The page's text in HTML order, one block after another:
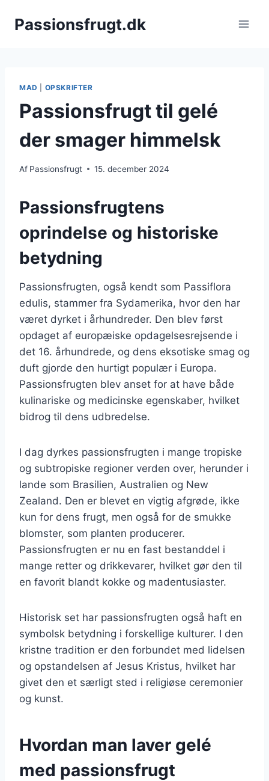
Passionsfrugt.dk
MAD OPSKRIFTER
Passionsfrugt til gelé
der smager himmelsk
Af Passionsfrugt 15. december 2024
Passionsfrugtens
oprindelse og historiske
betydning
Passionsfrugten, også kendt som Passiflora
edulis, stammer fra Sydamerika, hvor den har
været dyrket i århundreder. Den blev først
opdaget af europæiske opdagelsesrejsende i
det 16. århundrede, og dens eksotiske smag og
duft gjorde den hurtigt populær i Europa.
Passionsfrugten blev anset for at have både
kulinariske og medicinske egenskaber, hvilket
bidrog til dens udbredelse.
I dag dyrkes passionsfrugten i mange tropiske
og subtropiske regioner verden over, herunder i
lande som Brasilien, Australien og New
Zealand. Den er blevet en vigtig afgrøde, ikke
kun for dens frugt, men også for de smukke
blomster, som planten producerer.
Passionsfrugten er nu en fast bestanddel i
mange retter og drikkevarer, hvilket gør den til
en favorit blandt kokke og madentusiaster.
Historisk set har passionsfrugten også haft en
symbolsk betydning i forskellige kulturer. I den
kristne tradition er den forbundet med lidelsen
og opstandelsen af Jesus Kristus, hvilket har
givet den et særligt sted i religiøse ceremonier
og kunst.
Hvordan man laver gelé
med passionsfrugt